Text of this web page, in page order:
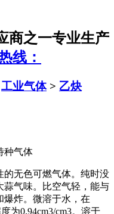
商之一专业生产
线：
工业气体> 乙炔
的无色可燃气体。纯时没
蒜气味。比空气轻，能与
爆炸。微溶于水，在
为0.94cm3/cm3。溶于